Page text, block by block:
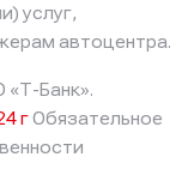
услуг,
автоцентра.
«Т-Банк».
гОбязательное